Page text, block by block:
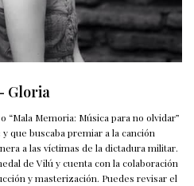
Gloria
“Mala Memoria: Música para no olvidar”
que buscaba premiar a la canción
a las víctimas de la dictadura militar.
de Vilú y cuenta con la colaboración
y masterización. Puedes revisar el